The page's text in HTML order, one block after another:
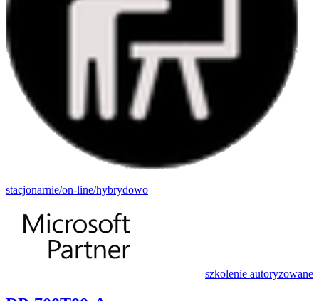
stacjonarnie/on-line/hybrydowo
szkolenie autoryzowane